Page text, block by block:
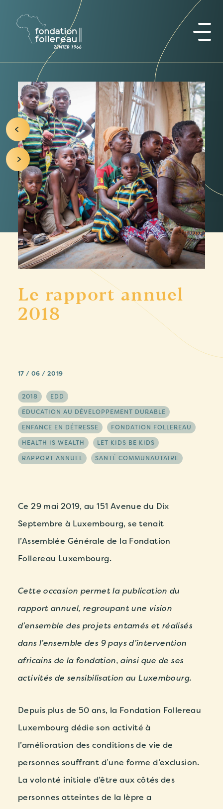
Le rapport annuel
2018
17 / 06 / 2019
2018
EDD
EDUCATION AU DÉVELOPPEMENT DURABLE
ENFANCE EN DÉTRESSE
FONDATION FOLLEREAU
HEALTH IS WEALTH
LET KIDS BE KIDS
RAPPORT ANNUEL
SANTÉ COMMUNAUTAIRE
Ce 29 mai 2019, au 151 Avenue du Dix
Septembre à Luxembourg, se tenait
l’Assemblée Générale de la Fondation
Follereau Luxembourg.
Cette occasion permet la publication du
rapport annuel, regroupant une vision
d’ensemble des projets entamés et réalisés
dans l’ensemble des 9 pays d’intervention
africains de la fondation, ainsi que de ses
activités de sensibilisation au Luxembourg.
Depuis plus de 50 ans, la Fondation Follereau
Luxembourg dédie son activité à
l’amélioration des conditions de vie de
personnes souffrant d’une forme d’exclusion.
La volonté initiale d’être aux côtés des
personnes atteintes de la lèpre a